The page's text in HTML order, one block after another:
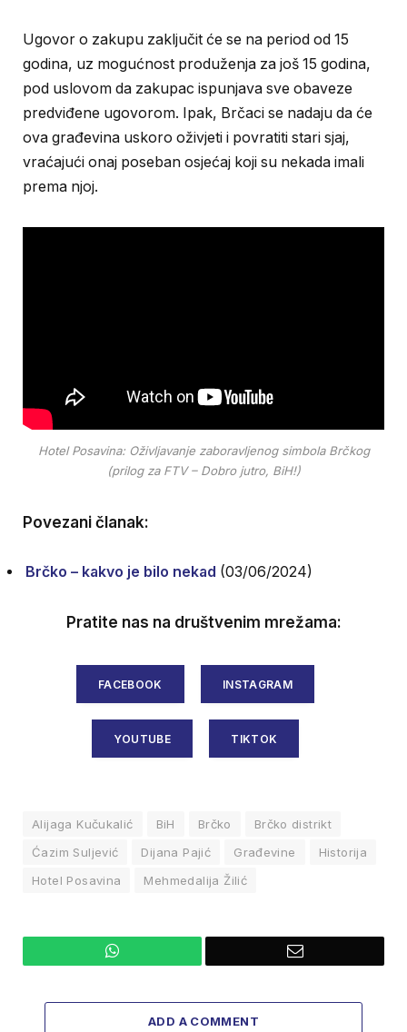
Ugovor o zakupu zaključit će se na period od 15
godina, uz mogućnost produženja za još 15 godina,
pod uslovom da zakupac ispunjava sve obaveze
predviđene ugovorom. Ipak, Brčaci se nadaju da će
ova građevina uskoro oživjeti i povratiti stari sjaj,
vraćajući onaj poseban osjećaj koji su nekada imali
prema njoj.
Hotel Posavina: Oživljavanje zaboravljenog simbola Brčkog
(prilog za FTV – Dobro jutro, BiH!)
Povezani članak:
Brčko – kakvo je bilo nekad (03/06/2024)
Pratite nas na društvenim mrežama:
FACEBOOK INSTAGRAM
YOUTUBE TIKTOK
Alijaga Kučukalić BiH Brčko
Brčko distrikt
Ćazim Suljević
Dijana Pajić Građevine
Historija
Hotel Posavina
Mehmedalija Žilić
WhatsApp Email
ADD A COMMENT